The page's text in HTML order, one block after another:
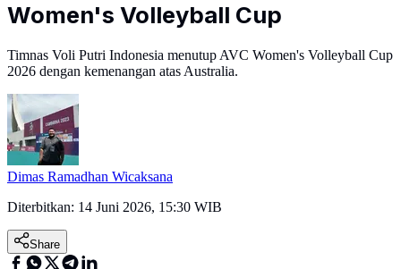
Women's Volleyball Cup
Timnas Voli Putri Indonesia menutup AVC Women's Volleyball Cup
2026 dengan kemenangan atas Australia.
Dimas Ramadhan Wicaksana
Diterbitkan: 14 Juni 2026, 15:30 WIB
Share